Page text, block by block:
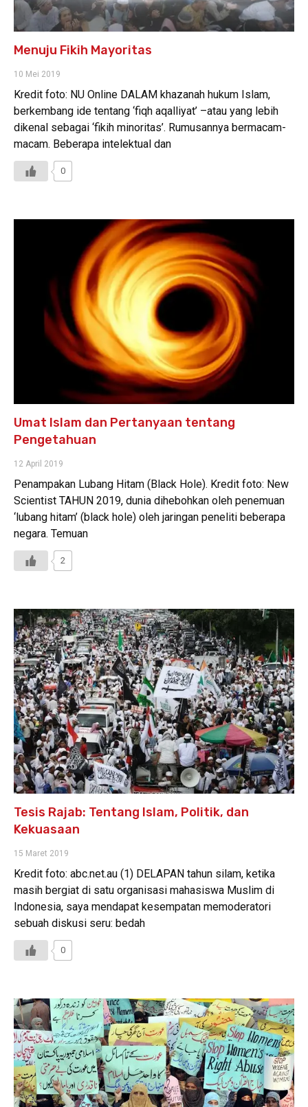
Menuju Fikih Mayoritas
10 Mei 2019
Kredit foto: NU Online DALAM khazanah hukum Islam,
berkembang ide tentang ‘fiqh aqalliyat’ –atau yang lebih
dikenal sebagai ‘fikih minoritas’. Rumusannya bermacam-
macam. Beberapa intelektual dan
0
Umat Islam dan Pertanyaan tentang
Pengetahuan
12 April 2019
Penampakan Lubang Hitam (Black Hole). Kredit foto: New
Scientist TAHUN 2019, dunia dihebohkan oleh penemuan
‘lubang hitam’ (black hole) oleh jaringan peneliti beberapa
negara. Temuan
2
Tesis Rajab: Tentang Islam, Politik, dan
Kekuasaan
15 Maret 2019
Kredit foto: abc.net.au (1) DELAPAN tahun silam, ketika
masih bergiat di satu organisasi mahasiswa Muslim di
Indonesia, saya mendapat kesempatan memoderatori
sebuah diskusi seru: bedah
0